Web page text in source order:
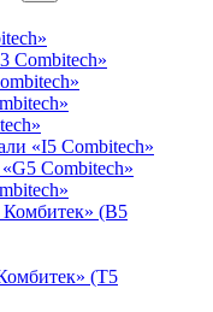
Combitech»
«I5 Combitech»
Combitech»
(B5
(T5